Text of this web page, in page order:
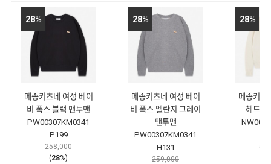
28%
메종키츠네 여성 베이
비 폭스 블랙 맨투맨
PW00307KM0341
P199
258,000
(28%)
28%
메종키츠네 여성 베이
비 폭스 멜란지 그레이
맨투맨
PW00307KM0341
H131
259,000
28%
메종키츠
헤드 에